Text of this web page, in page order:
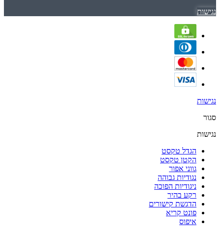
נגישות
נגישות
סגור
נגישות
הגדל טקסט
הקטן טקסט
גווני אפור
נגודיות גבוהה
ניגודיות הפוכה
רקע בהיר
הדגשת קישורים
פונט קריא
איפוס